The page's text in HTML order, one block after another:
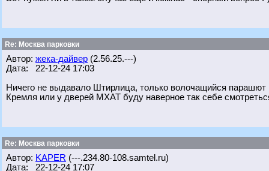
Re: Москва парковки
Автор: жека-дайвер (2.56.25.---)
Дата: 22-12-24 17:03
Ничего не выдавало Штирлица, только волочащийся
Кремля или у дверей МХАТ буду наверное так себе
Re: Москва парковки
Автор: KAPER (---.234.80-108.samtel.ru)
Дата: 22-12-24 17:07